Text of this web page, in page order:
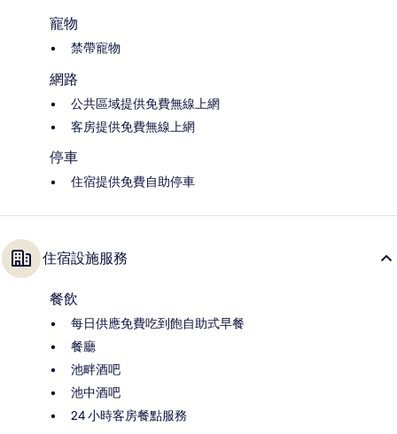
寵物
禁帶寵物
網路
公共區域提供免費無線上網
客房提供免費無線上網
停車
住宿提供免費自助停車
住宿設施服務
餐飲
每日供應免費吃到飽自助式早餐
餐廳
池畔酒吧
池中酒吧
24 小時客房餐點服務